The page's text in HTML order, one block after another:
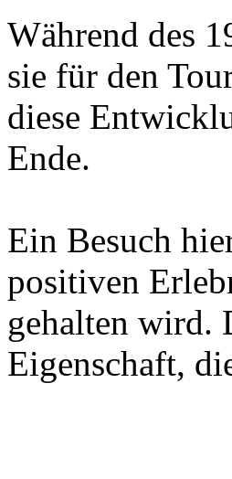
Während des
sie für den
diese
Ende.
Ein Besuch
positiven
gehalten wird.
Eigenschaft,